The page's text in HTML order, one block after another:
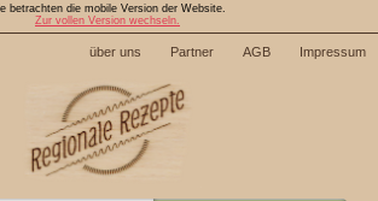
betrachten die mobile Version der Website.
Zur vollen Version wechseln.
über uns Partner AGB Impressum